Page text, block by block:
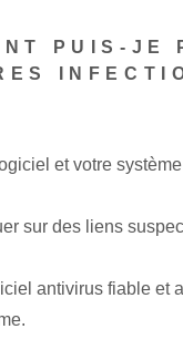
PUIS-JE
et votre
sur des liens
antivirus fiable et